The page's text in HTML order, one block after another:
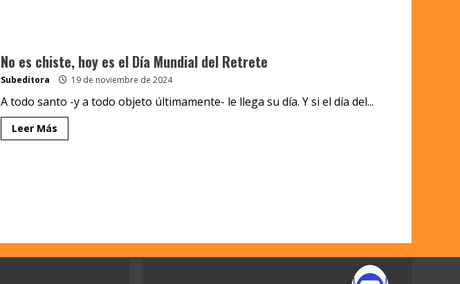
No es chiste, hoy es el Día Mundial del Retrete
Subeditora 19 de noviembre de 2024
A todo santo -y a todo objeto últimamente- le llega su día. Y si el día del...
Leer Más